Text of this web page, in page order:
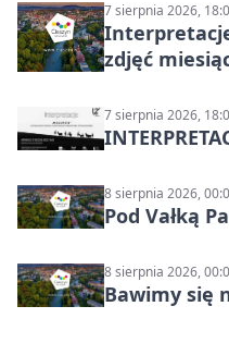
7 sierpnia 2026,
zdjęć
7 sierpnia 2026,
8 sierpnia 2026,
Pod Vałką
8 sierpnia 2026,
Bawimy się